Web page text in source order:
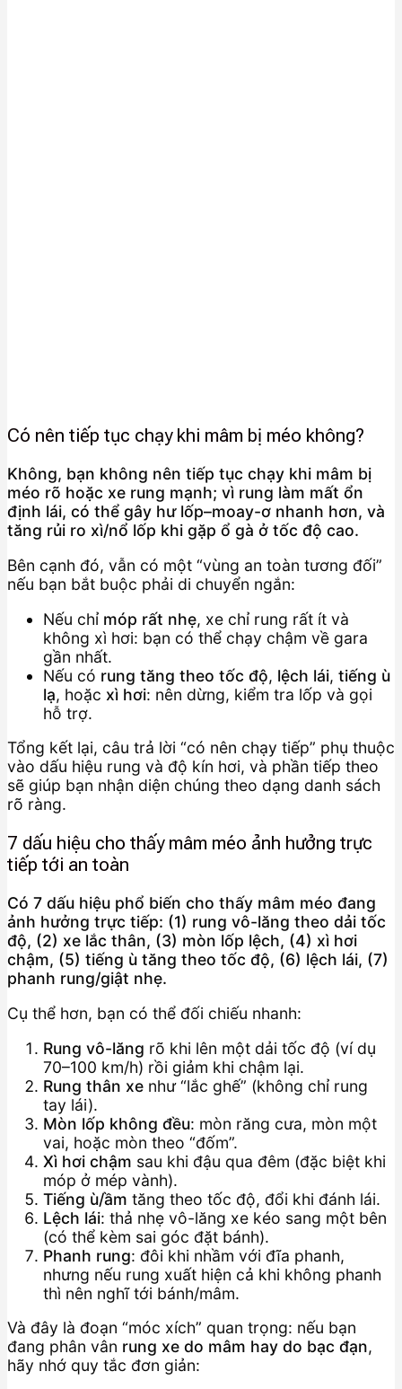
Có nên tiếp tục chạy khi mâm bị méo không?
Không, bạn không nên tiếp tục chạy khi mâm bị
méo rõ hoặc xe rung mạnh; vì rung làm mất ổn
định lái, có thể gây hư lốp–moay-ơ nhanh hơn, và
tăng rủi ro xì/nổ lốp khi gặp ổ gà ở tốc độ cao.
Bên cạnh đó, vẫn có một “vùng an toàn tương đối”
nếu bạn bắt buộc phải di chuyển ngắn:
Nếu chỉ móp rất nhẹ, xe chỉ rung rất ít và
không xì hơi: bạn có thể chạy chậm về gara
gần nhất.
Nếu có rung tăng theo tốc độ, lệch lái, tiếng ù
lạ, hoặc xì hơi: nên dừng, kiểm tra lốp và gọi
hỗ trợ.
Tổng kết lại, câu trả lời “có nên chạy tiếp” phụ thuộc
vào dấu hiệu rung và độ kín hơi, và phần tiếp theo
sẽ giúp bạn nhận diện chúng theo dạng danh sách
rõ ràng.
7 dấu hiệu cho thấy mâm méo ảnh hưởng trực
tiếp tới an toàn
Có 7 dấu hiệu phổ biến cho thấy mâm méo đang
ảnh hưởng trực tiếp: (1) rung vô-lăng theo dải tốc
độ, (2) xe lắc thân, (3) mòn lốp lệch, (4) xì hơi
chậm, (5) tiếng ù tăng theo tốc độ, (6) lệch lái, (7)
phanh rung/giật nhẹ.
Cụ thể hơn, bạn có thể đối chiếu nhanh:
Rung vô-lăng rõ khi lên một dải tốc độ (ví dụ
70–100 km/h) rồi giảm khi chậm lại.
Rung thân xe như “lắc ghế” (không chỉ rung
tay lái).
Mòn lốp không đều: mòn răng cưa, mòn một
vai, hoặc mòn theo “đốm”.
Xì hơi chậm sau khi đậu qua đêm (đặc biệt khi
móp ở mép vành).
Tiếng ù/ầm tăng theo tốc độ, đổi khi đánh lái.
Lệch lái: thả nhẹ vô-lăng xe kéo sang một bên
(có thể kèm sai góc đặt bánh).
Phanh rung: đôi khi nhầm với đĩa phanh,
nhưng nếu rung xuất hiện cả khi không phanh
thì nên nghĩ tới bánh/mâm.
Và đây là đoạn “móc xích” quan trọng: nếu bạn
đang phân vân rung xe do mâm hay do bạc đạn,
hãy nhớ quy tắc đơn giản: